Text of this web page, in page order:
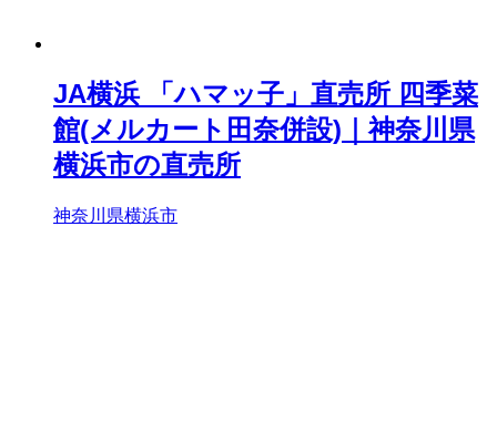
JA横浜 「ハマッ子」直売所 四季菜
館(メルカート田奈併設)｜神奈川県
横浜市の直売所
神奈川県横浜市